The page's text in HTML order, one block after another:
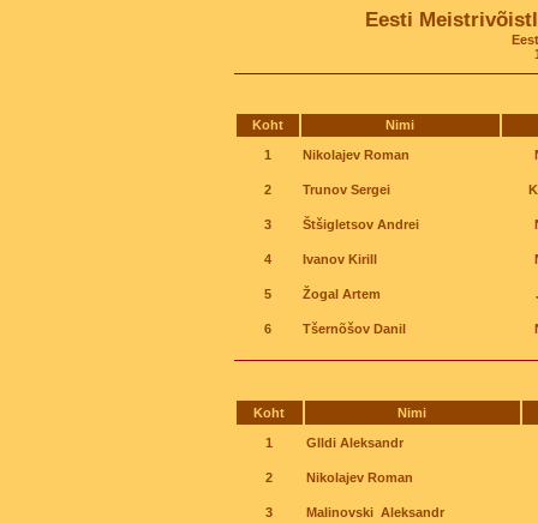
Eesti
Eesti,
Koht Nimi
1 Nikolajev Roman
2 Trunov Sergei
3 Štšigletsov Andrei
4 Ivanov Kirill
5 Žogal Artem
6 Tšernõšov Danil
Koht Nimi
1 GIldi Aleksandr
2 Nikolajev Roman
3 Malinovski Aleksandr